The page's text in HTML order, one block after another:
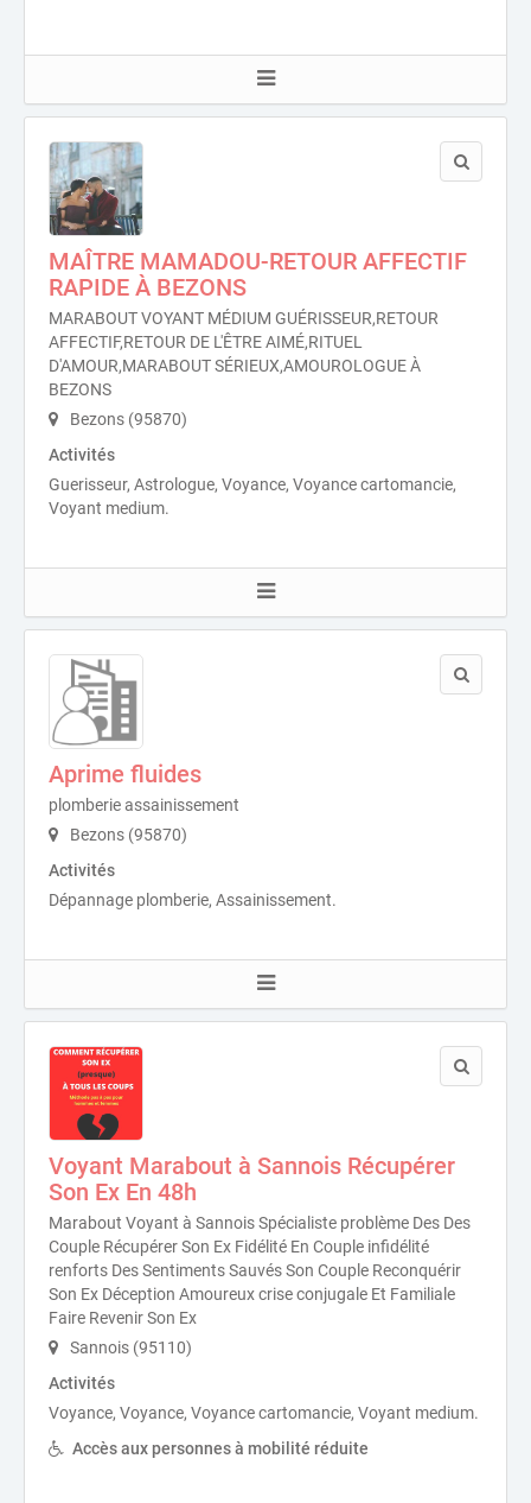
MAÎTRE MAMADOU-RETOUR AFFECTIF
RAPIDE À BEZONS
MARABOUT VOYANT MÉDIUM GUÉRISSEUR,RETOUR
AFFECTIF,RETOUR DE L'ÊTRE AIMÉ,RITUEL
D'AMOUR,MARABOUT SÉRIEUX,AMOUROLOGUE À
BEZONS
Bezons (95870)
Activités
Guerisseur, Astrologue, Voyance, Voyance cartomancie,
Voyant medium.
Aprime fluides
plomberie assainissement
Bezons (95870)
Activités
Dépannage plomberie, Assainissement.
Voyant Marabout à Sannois Récupérer
Son Ex En 48h
Marabout Voyant à Sannois Spécialiste problème Des Des
Couple Récupérer Son Ex Fidélité En Couple infidélité
renforts Des Sentiments Sauvés Son Couple Reconquérir
Son Ex Déception Amoureux crise conjugale Et Familiale
Faire Revenir Son Ex
Sannois (95110)
Activités
Voyance, Voyance, Voyance cartomancie, Voyant medium.
Accès aux personnes à mobilité réduite